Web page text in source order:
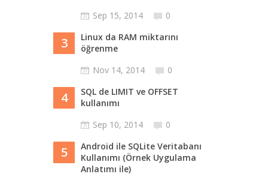
Sep 15, 2014
0
3
Linux da RAM miktarını
öğrenme
Nov 14, 2014
0
4
SQL de LIMIT ve OFFSET
kullanımı
Sep 10, 2014
0
5
Android ile SQLite Veritabanı
Kullanımı (Örnek Uygulama
Anlatımı ile)